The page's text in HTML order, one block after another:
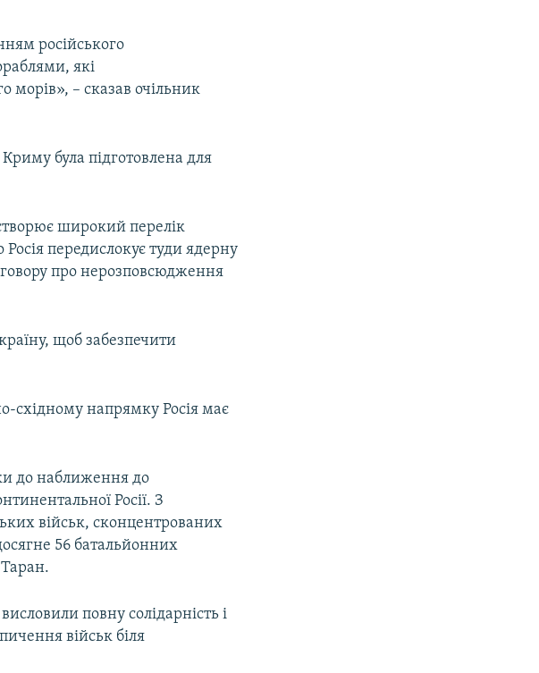
російського
які
морів», – сказав очільник
була підготовлена для
широкий перелік
передислокує туди ядерну
про нерозповсюдження
щоб забезпечити
східному напрямку Росія має
до наближення до
Росії. З
військ, сконцентрованих
56 батальйонних
Таран.
повну солідарність і
військ біля